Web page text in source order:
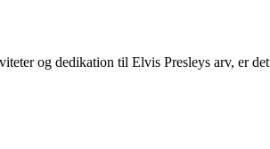
og dedikation til Elvis Presleys arv, er